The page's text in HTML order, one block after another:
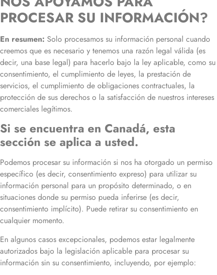
PROCESAR SU INFORMACIÓN?
En resumen: Solo procesamos su información personal cuando
creemos que es necesario y tenemos una razón legal válida (es
decir, una base legal) para hacerlo bajo la ley aplicable, como su
consentimiento, el cumplimiento de leyes, la prestación de
servicios, el cumplimiento de obligaciones contractuales, la
protección de sus derechos o la satisfacción de nuestros intereses
comerciales legítimos.
Si se encuentra en Canadá, esta
sección se aplica a usted.
Podemos procesar su información si nos ha otorgado un permiso
específico (es decir, consentimiento expreso) para utilizar su
información personal para un propósito determinado, o en
situaciones donde su permiso pueda inferirse (es decir,
consentimiento implícito). Puede retirar su consentimiento en
cualquier momento.
En algunos casos excepcionales, podemos estar legalmente
autorizados bajo la legislación aplicable para procesar su
información sin su consentimiento, incluyendo, por ejemplo: